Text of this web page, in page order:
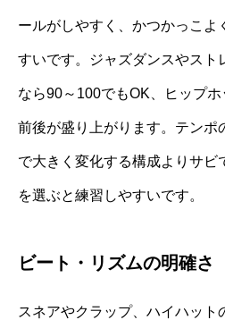
ールがしやすく、かつかっこよ
すいです。ジャズダンスやスト
なら90～100でもOK、ヒップ
前後が盛り上がります。テンポ
で大きく変化する構成よりサビ
を選ぶと練習しやすいです。
ビート・リズムの明確さ
スネアやクラップ、ハイハット